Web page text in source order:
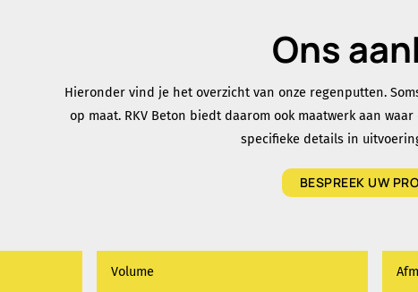
Ons
Hieronder vind je het overzicht van onze regenputten.
op maat. RKV Beton biedt daarom ook maatwerk aan
specifieke details in
BESPREEK UW
Volume